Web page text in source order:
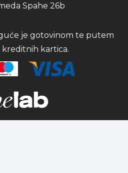
Spahe 26b
je gotovinom te putem
kartica.